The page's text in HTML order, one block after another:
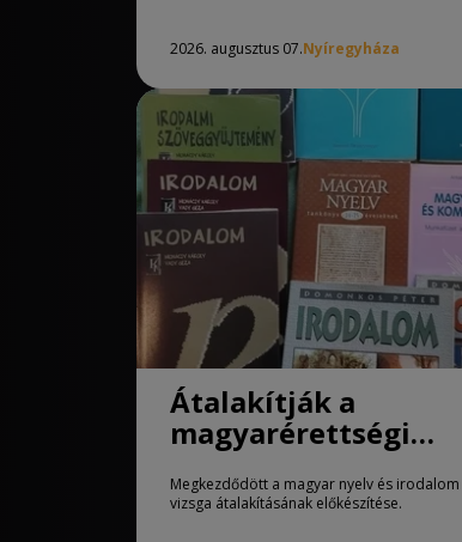
2026. augusztus 07.Nyíregyháza
Átalakítják a
magyarérettségi
követelményeit
Megkezdődött a magyar nyelv és
vizsga átalakításának előkészítése.